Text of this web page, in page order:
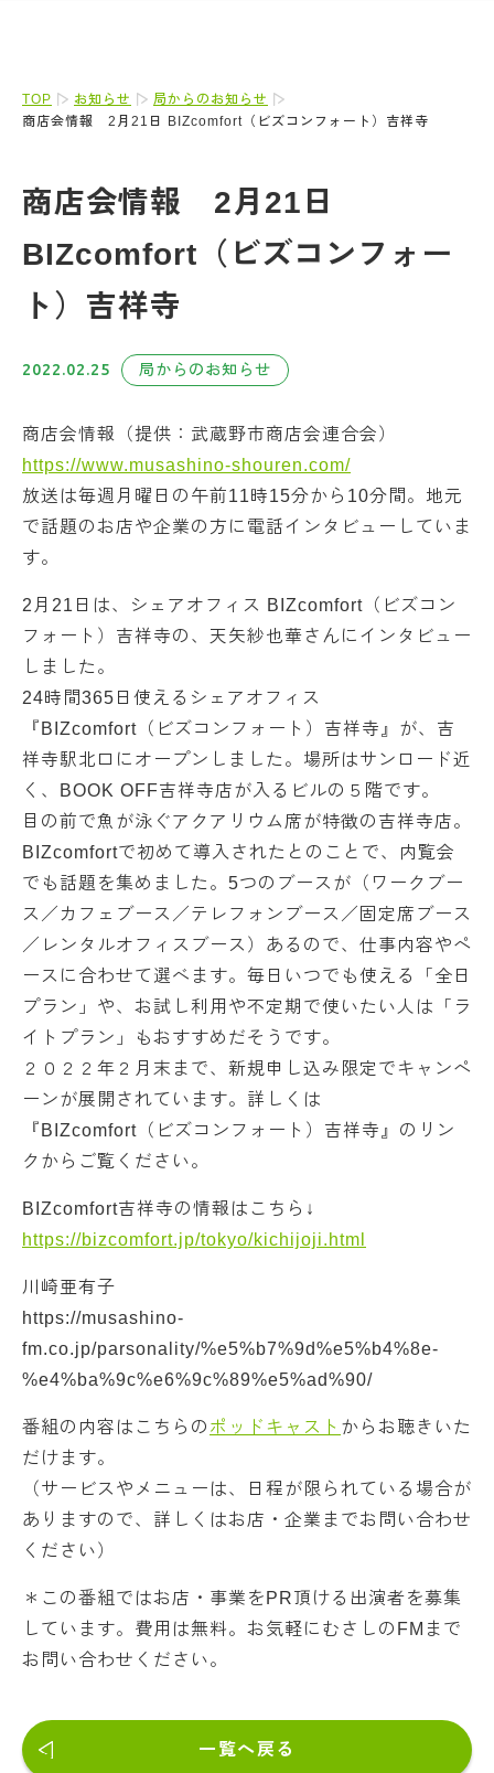
TOP お知らせ
局からのお知らせ
商店会情報 2月21日 BIZcomfort（ビズコンフォート）吉祥寺
商店会情報 2月21日
BIZcomfort（ビズコンフォー
ト）吉祥寺
2022.02.25 局からのお知らせ
商店会情報（提供：武蔵野市商店会連合会）
https://www.musashino-shouren.com/
放送は毎週月曜日の午前11時15分から10分間。地元
で話題のお店や企業の方に電話インタビューしていま
す。
2月21日は、シェアオフィス BIZcomfort（ビズコン
フォート）吉祥寺の、天矢紗也華さんにインタビュー
しました。
24時間365日使えるシェアオフィス
『BIZcomfort（ビズコンフォート）吉祥寺』が、吉
祥寺駅北口にオープンしました。場所はサンロード近
く、BOOK OFF吉祥寺店が入るビルの５階です。
目の前で魚が泳ぐアクアリウム席が特徴の吉祥寺店。
BIZcomfortで初めて導入されたとのことで、内覧会
でも話題を集めました。5つのブースが（ワークブー
ス／カフェブース／テレフォンブース／固定席ブース
／レンタルオフィスブース）あるので、仕事内容やペ
ースに合わせて選べます。毎日いつでも使える「全日
プラン」や、お試し利用や不定期で使いたい人は「ラ
イトプラン」もおすすめだそうです。
２０２２年２月末まで、新規申し込み限定でキャンペ
ーンが展開されています。詳しくは
『BIZcomfort（ビズコンフォート）吉祥寺』のリン
クからご覧ください。
BIZcomfort吉祥寺の情報はこちら↓
https://bizcomfort.jp/tokyo/kichijoji.html
川崎亜有子
https://musashino-
fm.co.jp/parsonality/%e5%b7%9d%e5%b4%8e-
%e4%ba%9c%e6%9c%89%e5%ad%90/
番組の内容はこちらの ポッドキャスト からお聴きいた
だけます。
（サービスやメニューは、日程が限られている場合が
ありますので、詳しくはお店・企業までお問い合わせ
ください）
＊この番組ではお店・事業をPR頂ける出演者を募集
しています。費用は無料。お気軽にむさしのFMまで
お問い合わせください。
一覧へ戻る